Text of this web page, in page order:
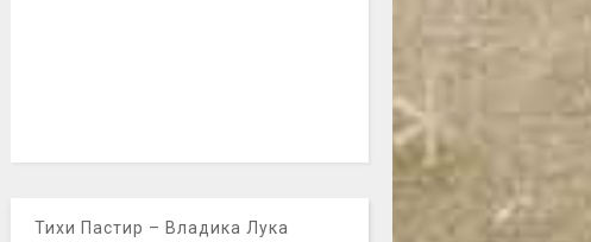
Тихи Пастир – Владика Лука